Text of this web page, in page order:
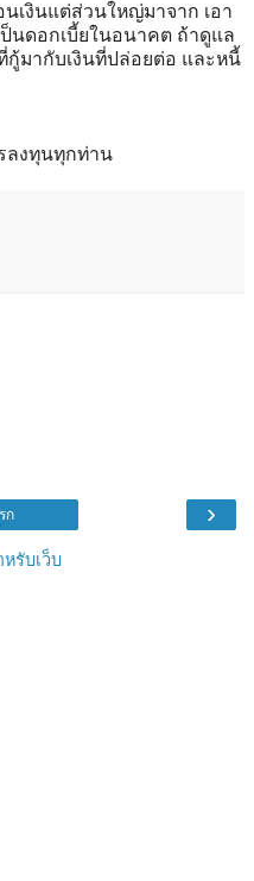
เงินแต่ส่วนใหญ่มาจาก เอา
ป็นดอกเบี้ยในอนาคต ถ้าดูแล
กู้มากับเงินที่ปล่อยต่อ และหนี้
ลงทุนทุกท่าน
›
ก
รับเว็บ